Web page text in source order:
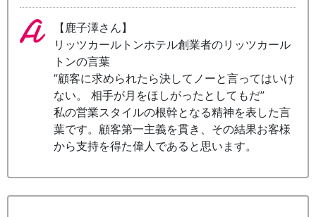
【鹿子澤さん】
リッツカールトンホテル創業者のリッツカール
トンの言葉
”顧客に求められたら決してノーと言ってはいけ
ない。 相手が月をほしがったとしてもだ”
私の営業スタイルの根幹となる精神を表した言
葉です。顧客第一主義を貫き、その結果お客様
から支持を得た偉人であると思います。